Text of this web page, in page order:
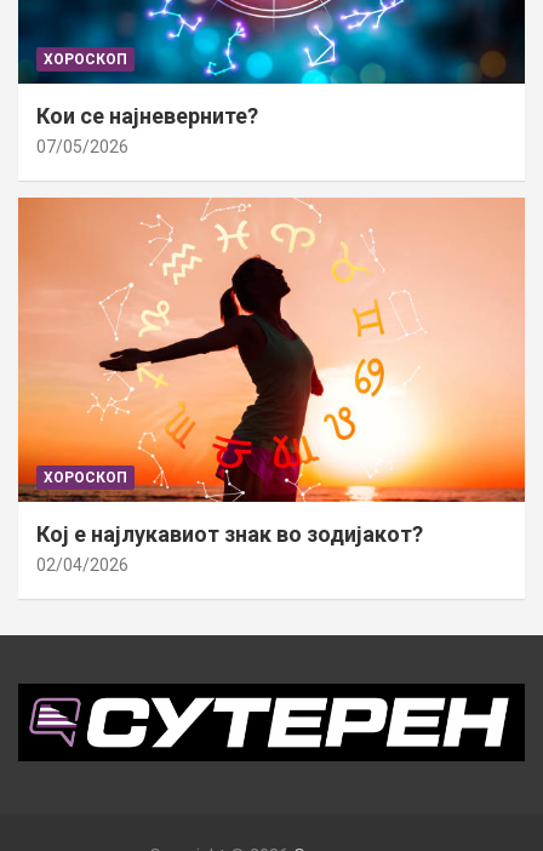
ХОРОСКОП
Кои се најневерните?
07/05/2026
ХОРОСКОП
Кој е најлукавиот знак во зодијакот?
02/04/2026